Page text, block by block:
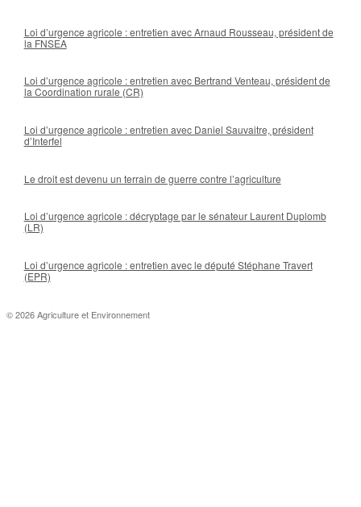
Loi d’urgence agricole : entretien avec Arnaud Rousseau, président de
la FNSEA
Loi d’urgence agricole : entretien avec Bertrand Venteau, président de
la Coordination rurale (CR)
Loi d’urgence agricole : entretien avec Daniel Sauvaitre, président
d’Interfel
Le droit est devenu un terrain de guerre contre l’agriculture
Loi d’urgence agricole : décryptage par le sénateur Laurent Duplomb
(LR)
Loi d’urgence agricole : entretien avec le député Stéphane Travert
(EPR)
© 2026 Agriculture et Environnement